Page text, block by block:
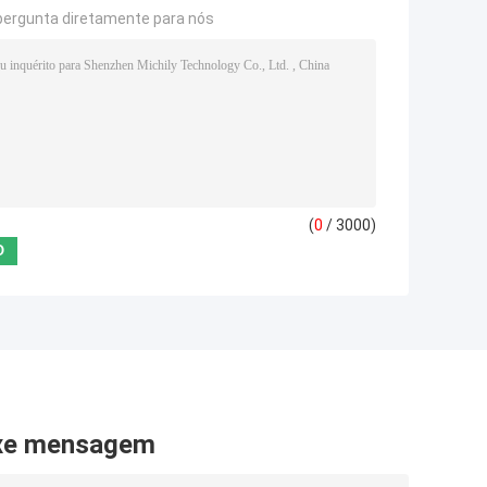
diretamente para nós
(0 / 3000)
mensagem